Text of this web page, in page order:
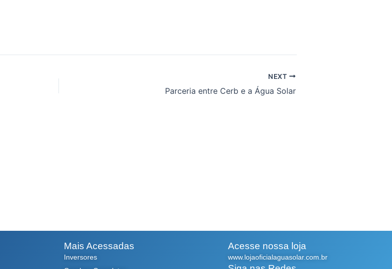
NEXT
Parceria entre Cerb e a Água Solar
Mais Acessadas
Inversores
Acesse nossa loja
www.lojaoficialaguasolar.com.br